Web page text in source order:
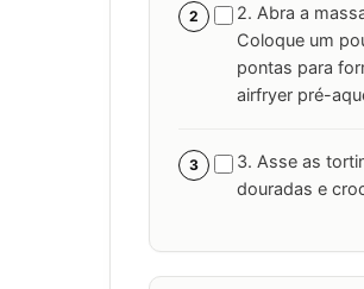
2
2. Abra a
Coloque um
pontas para
airfryer pré-
3
3. Asse as
douradas e